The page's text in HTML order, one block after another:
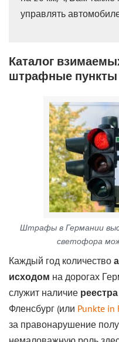
управлять
Каталог
штрафные пункты
Штрафы в Германии
светофора
Каждый год количество
исходом на дорогах
служит наличие
Фленсбург (или Punkte in
за правонарушение